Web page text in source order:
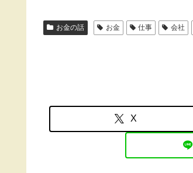
お金の話 お金 仕事 会社
X